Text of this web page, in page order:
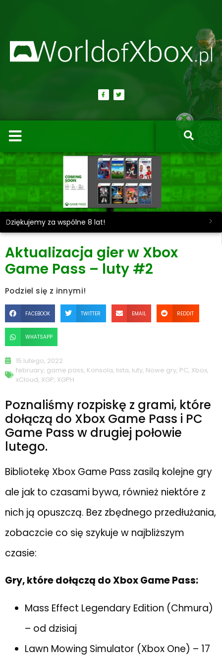
Dziękujemy za wspólne 8 lat!
Aktualizacja gier w Xbox
Game Pass – luty #2
Podziel się z innymi!
FACEBOOK TWITTER EMAIL REDDIT
WHATSAPP
15 lutego, 2022
february, game pass, Konsola, lista, luty, Nowe gry, PC, Xbox,
xCloud, XGP, XGPH
Poznaliśmy rozpiskę z grami, które
dołączą do Xbox Game Pass i PC
Game Pass w drugiej połowie
lutego.
Bibliotekę Xbox Game Pass zasilą kolejne gry
ale jak to czasami bywa, również niektóre z
nich ją opuszczą. Bez zbędnego przedłużania,
zobaczcie co się szykuje w najbliższym
czasie:
Gry, które dołączą do Xbox Game Pass:
Mass Effect Legendary Edition (Chmura)
– od dzisiaj
Lawn Mowing Simulator (Xbox One) – 17